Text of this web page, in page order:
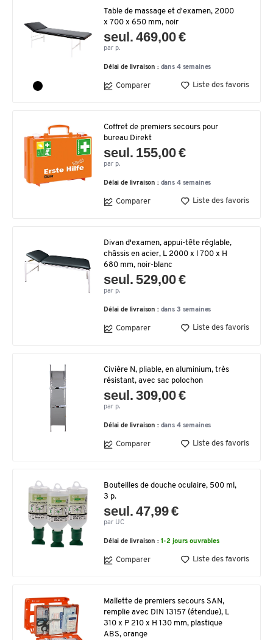
Table de massage et d'examen, 2000
x 700 x 650 mm, noir
seul. 469,00 €
par p.
Délai de livraison : dans 4 semaines
Comparer Liste des favoris
Coffret de premiers secours pour
bureau Direkt
seul. 155,00 €
par p.
Délai de livraison : dans 4 semaines
Comparer Liste des favoris
Divan d'examen, appui-tête réglable,
châssis en acier, L 2000 x l 700 x H
680 mm, noir-blanc
seul. 529,00 €
par p.
Délai de livraison : dans 3 semaines
Comparer Liste des favoris
Civière N, pliable, en aluminium, très
résistant, avec sac polochon
seul. 309,00 €
par p.
Délai de livraison : dans 4 semaines
Comparer Liste des favoris
Bouteilles de douche oculaire, 500 ml,
3 p.
seul. 47,99 €
par UC
Délai de livraison : 1-2 jours ouvrables
Comparer Liste des favoris
Mallette de premiers secours SAN,
remplie avec DIN 13157 (étendue), L
310 x P 210 x H 130 mm, plastique
ABS, orange